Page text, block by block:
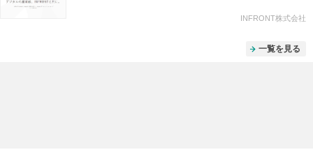
INFRONT株式会社
一覧を見る